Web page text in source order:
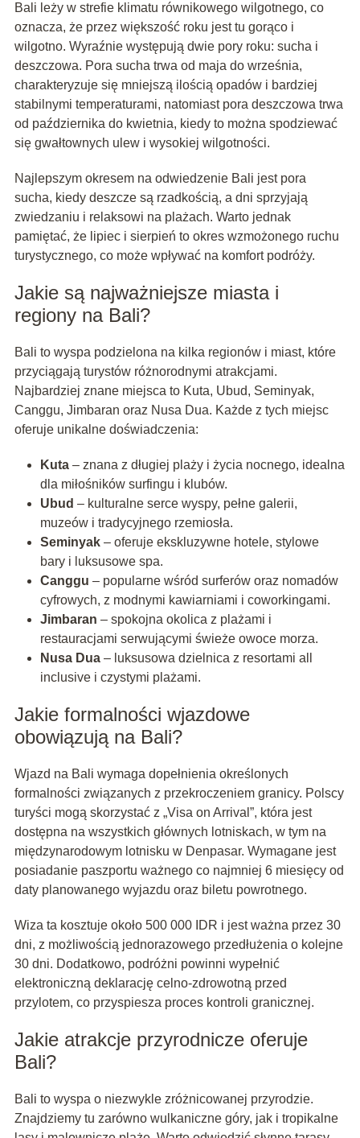
Bali leży w strefie klimatu równikowego wilgotnego, co
oznacza, że przez większość roku jest tu gorąco i
wilgotno. Wyraźnie występują dwie pory roku: sucha i
deszczowa. Pora sucha trwa od maja do września,
charakteryzuje się mniejszą ilością opadów i bardziej
stabilnymi temperaturami, natomiast pora deszczowa trwa
od października do kwietnia, kiedy to można spodziewać
się gwałtownych ulew i wysokiej wilgotności.
Najlepszym okresem na odwiedzenie Bali jest pora
sucha, kiedy deszcze są rzadkością, a dni sprzyjają
zwiedzaniu i relaksowi na plażach. Warto jednak
pamiętać, że lipiec i sierpień to okres wzmożonego ruchu
turystycznego, co może wpływać na komfort podróży.
Jakie są najważniejsze miasta i
regiony na Bali?
Bali to wyspa podzielona na kilka regionów i miast, które
przyciągają turystów różnorodnymi atrakcjami.
Najbardziej znane miejsca to Kuta, Ubud, Seminyak,
Canggu, Jimbaran oraz Nusa Dua. Każde z tych miejsc
oferuje unikalne doświadczenia:
Kuta– znana z długiej plaży i życia nocnego, idealna
dla miłośników surfingu i klubów.
Ubud – kulturalne serce wyspy, pełne galerii,
muzeów i tradycyjnego rzemiosła.
Seminyak– oferuje ekskluzywne hotele, stylowe
bary i luksusowe spa.
Canggu – popularne wśród surferów oraz nomadów
cyfrowych, z modnymi kawiarniami i coworkingami.
Jimbaran – spokojna okolica z plażami i
restauracjami serwującymi świeże owoce morza.
Nusa Dua– luksusowa dzielnica z resortami all
inclusive i czystymi plażami.
Jakie formalności wjazdowe
obowiązują na Bali?
Wjazd na Bali wymaga dopełnienia określonych
formalności związanych z przekroczeniem granicy. Polscy
turyści mogą skorzystać z „Visa on Arrival”, która jest
dostępna na wszystkich głównych lotniskach, w tym na
międzynarodowym lotnisku w Denpasar. Wymagane jest
posiadanie paszportu ważnego co najmniej 6 miesięcy od
daty planowanego wyjazdu oraz biletu powrotnego.
Wiza ta kosztuje około 500 000 IDR i jest ważna przez 30
dni, z możliwością jednorazowego przedłużenia o kolejne
30 dni. Dodatkowo, podróżni powinni wypełnić
elektroniczną deklarację celno-zdrowotną przed
przylotem, co przyspiesza proces kontroli granicznej.
Jakie atrakcje przyrodnicze oferuje
Bali?
Bali to wyspa o niezwykle zróżnicowanej przyrodzie.
Znajdziemy tu zarówno wulkaniczne góry, jak i tropikalne